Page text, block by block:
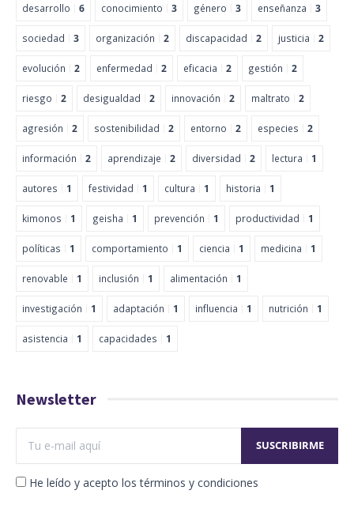
desarrollo 6 conocimiento 3 género 3 enseñanza 3
sociedad 3 organización 2 discapacidad 2 justicia 2
evolución 2 enfermedad 2 eficacia 2 gestión 2
riesgo 2 desigualdad 2 innovación 2 maltrato 2
agresión 2 sostenibilidad 2 entorno 2 especies 2
información 2 aprendizaje 2 diversidad 2 lectura 1
autores 1 festividad 1 cultura 1 historia 1
kimonos 1 geisha 1 prevención 1 productividad 1
políticas 1 comportamiento 1 ciencia 1 medicina 1
renovable 1 inclusión 1 alimentación 1
investigación 1 adaptación 1 influencia 1 nutrición 1
asistencia 1 capacidades 1
Newsletter
He leído y acepto los términos y condiciones